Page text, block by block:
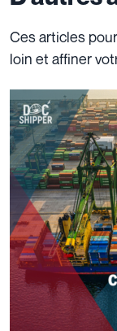
Ces articles
loin et affiner